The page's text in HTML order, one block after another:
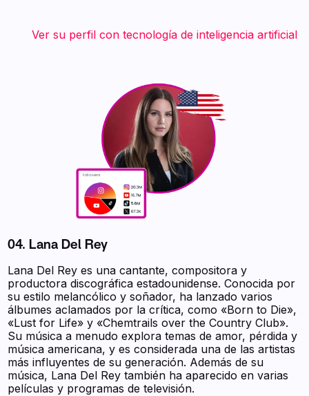
‍ ‍ ‍ ‍ ‍ ‍ ‍ Ver su perfil con tecnología de inteligencia artificial
04. Lana Del Rey
Lana Del Rey es una cantante, compositora y
productora discográfica estadounidense. Conocida por
su estilo melancólico y soñador, ha lanzado varios
álbumes aclamados por la crítica, como «Born to Die»,
«Lust for Life» y «Chemtrails over the Country Club».
Su música a menudo explora temas de amor, pérdida y
música americana, y es considerada una de las artistas
más influyentes de su generación. Además de su
música, Lana Del Rey también ha aparecido en varias
películas y programas de televisión.